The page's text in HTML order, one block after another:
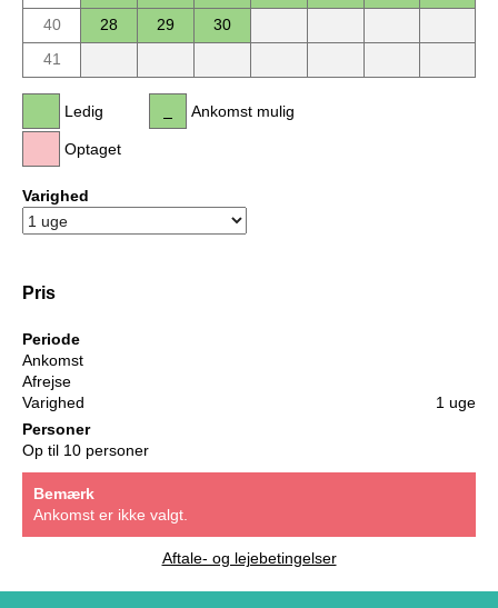
40
28 29
30
41
Ledig
Optaget
Ankomst mulig
Varighed
Pris
Periode
Ankomst
Afrejse
Varighed
1 uge
Personer
Op til 10 personer
Bemærk
Ankomst er ikke valgt.
Aftale- og lejebetingelser